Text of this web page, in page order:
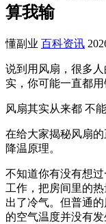
算我输
懂副业 百科资讯
说到用风扇，很多
实，你可能一直都用
风扇其实从来都 不
在给大家揭秘风扇
降温原理。
不知道你有没有想
工作，把房间里的
出了冷气。但普通
的空气温度并没有